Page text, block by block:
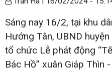
Sáng nay 16/2, tại khu
Hướng Tân, UBND
tổ chức Lễ phát động
Bác Hồ” xuân Giáp Thìn